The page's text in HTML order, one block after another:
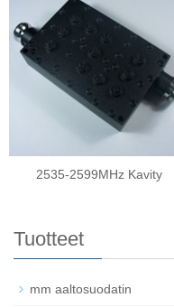
2535-2599MHz Kavity
Tuotteet
mm aaltosuodatin